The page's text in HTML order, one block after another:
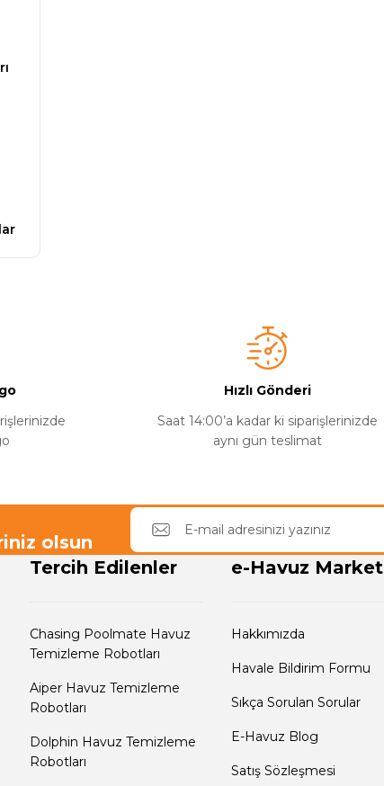
Expert
Kalsiyum Hipoklorit
Süper
Süs Havuzu
Hızlı Gönderi
Saat 14:00’a kadar ki siparişlerinizde
aynı gün teslimat
olsun
Tercih Edilenler
Chasing Poolmate Havuz
Temizleme Robotları
Aiper Havuz Temizleme
Robotları
Dolphin Havuz Temizleme
Robotları
e-Havuz Market
Hakkımızda
Havale Bildirim Formu
Sıkça Sorulan Sorular
E-Havuz Blog
Satış Sözleşmesi